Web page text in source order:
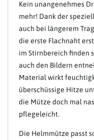
Kein unangenehmes
mehr! Dank der
auch bei längerem
die erste Flachnaht
im Stirnbereich finden
auch den Bildern
Material wirkt
überschüssige Hitze
die Mütze doch mal
pflegeleicht.
Die Helmmütze passt